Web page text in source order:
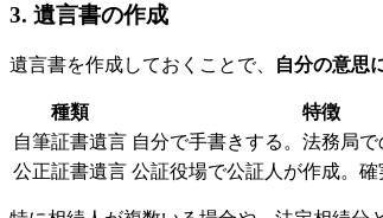
3. 遺言書の作成
遺言書を作成しておくことで、 自分の意思
種類 特徴
自筆証書遺言 自分で手書きする。法務局で
公正証書遺言 公証役場で公証人が作成。確